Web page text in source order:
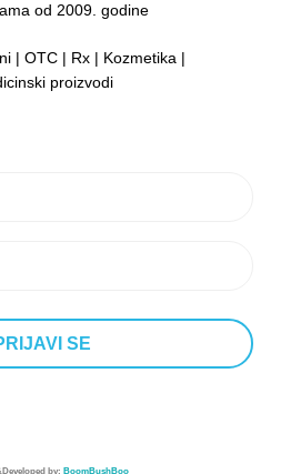
od 2009. godine
| OTC | Rx | Kozmetika |
proizvodi
by: BoomBushBoo